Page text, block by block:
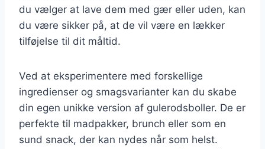
du vælger at lave dem med gær eller uden, kan
du være sikker på, at de vil være en lækker
tilføjelse til dit måltid.
Ved at eksperimentere med forskellige
ingredienser og smagsvarianter kan du skabe
din egen unikke version af gulerodsboller. De er
perfekte til madpakker, brunch eller som en
sund snack, der kan nydes når som helst.